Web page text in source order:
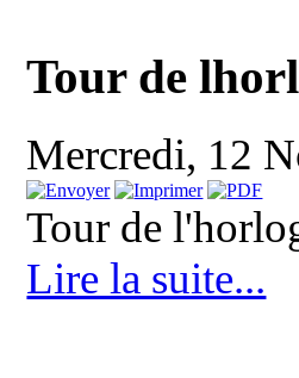
Tour de
Mercredi, 12
Tour de
Lire la suite...